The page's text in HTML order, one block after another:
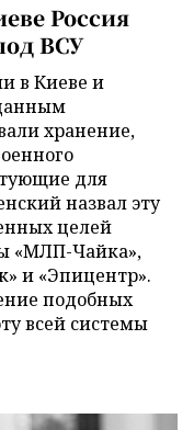
Россия
ВСУ
в Киеве и
хранение,
для
назвал эту
целей
«МЛП-Чайка»,
и «Эпицентр».
подобных
всей системы